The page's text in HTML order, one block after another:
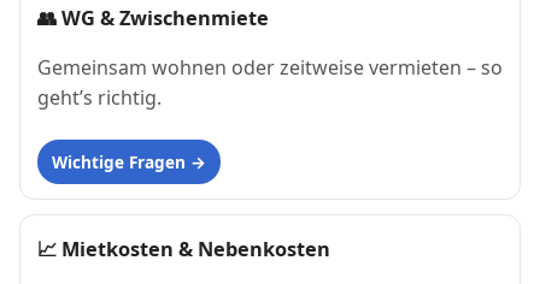
👥WG & Zwischenmiete
Gemeinsam wohnen oder zeitweise vermieten – so
geht’s richtig.
Wichtige Fragen
📈 Mietkosten & Nebenkosten